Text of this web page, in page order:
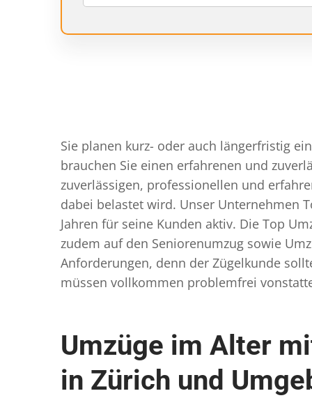
Sie planen kurz- oder auch längerfristig
brauchen Sie einen erfahrenen und
zuverlässigen, professionellen und
dabei belastet wird. Unser Unternehmen
Jahren für seine Kunden aktiv. Die Top
zudem auf den Seniorenumzug sowie
Anforderungen, denn der Zügelkunde
müssen vollkommen problemfrei
Umzüge im Alter
in Zürich und